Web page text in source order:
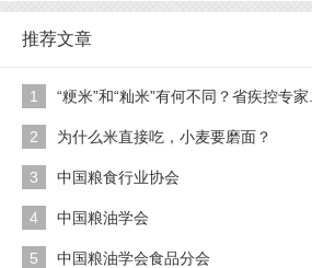
推荐文章
1 “粳米”和“籼米”有何不同？省疾控专家...
2 为什么米直接吃，小麦要磨面？
3 中国粮食行业协会
4 中国粮油学会
5 中国粮油学会食品分会